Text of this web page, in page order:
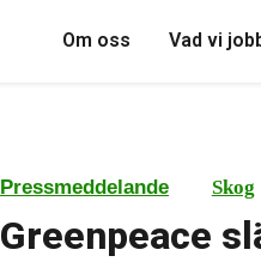
Om oss Vad vi
Pressmeddelande Skog
Greenpeace